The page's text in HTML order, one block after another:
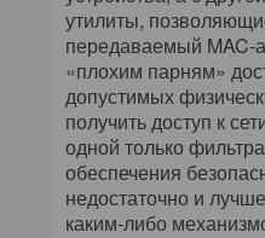
утилиты,
передаваемый MAC-
«плохим парням»
допустимых
получить доступ к
одной только
обеспечения
недостаточно и
каким-либо